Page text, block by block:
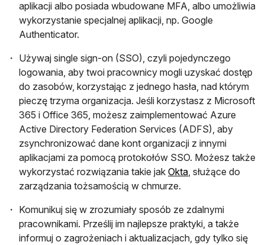
aplikacji albo posiada wbudowane MFA, albo umożliwia
wykorzystanie specjalnej aplikacji, np. Google
Authenticator.
Używaj single sign-on (SSO), czyli pojedynczego
logowania, aby twoi pracownicy mogli uzyskać dostęp
do zasobów, korzystając z jednego hasła, nad którym
pieczę trzyma organizacja. Jeśli korzystasz z Microsoft
365 i Office 365, możesz zaimplementować Azure
Active Directory Federation Services (ADFS), aby
zsynchronizować dane kont organizacji z innymi
aplikacjami za pomocą protokołów SSO. Możesz także
wykorzystać rozwiązania takie jak Oktaotwiera się w
, służące do
zarządzania tożsamością w chmurze.
Komunikuj się w zrozumiały sposób ze zdalnymi
pracownikami. Prześlij im najlepsze praktyki, a także
informuj o zagrożeniach i aktualizacjach, gdy tylko się